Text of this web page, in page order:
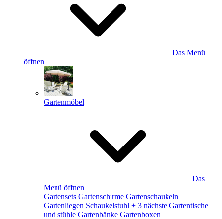
Das Menü
öffnen
Gartenmöbel
Das
Menü öffnen
Gartensets Gartenschirme Gartenschaukeln
Gartenliegen Schaukelstuhl + 3 nächste Gartentische
und stühle Gartenbänke Gartenboxen